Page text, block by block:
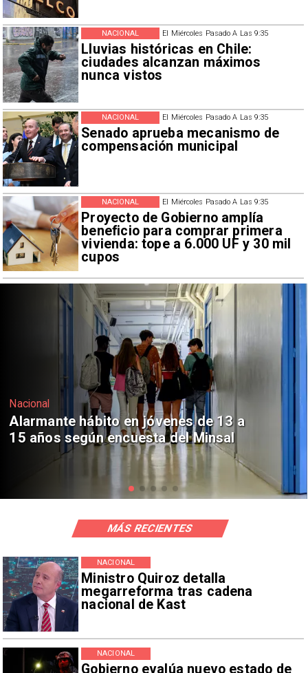
El Miércoles Pasado A Las 9:35
Lluvias históricas en Chile:
ciudades alcanzan máximos
nunca vistos
NACIONAL
El Miércoles Pasado A Las 9:35
Senado aprueba mecanismo de
compensación municipal
NACIONAL
El Miércoles Pasado A Las 9:35
Proyecto de Gobierno amplía
beneficio para comprar primera
vivienda: tope a 6.000 UF y 30 mil
cupos
NACIONAL
Regiones
Aprueban creación del Parque
Sebastián Piñera con inversión de $4
mil millones
Ministro Quiroz detalla
megarreforma tras cadena
nacional de Kast
NACIONAL
Gobierno evalúa nuevo estado de
NACIONAL
MÁS RECIENTES